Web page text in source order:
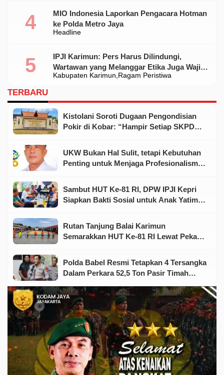
Headline
MIO Indonesia Laporkan Pengacara Hotman
ke Polda Metro Jaya
Kabupaten Karimun Ragam Peristiwa
IPJI Karimun: Pers Harus Dilindungi,
Wartawan yang Melanggar Etika Juga Wajib
Dikoreksi
TERBARU
Kistolani Soroti Dugaan Pengondisian
Pokir di Kobar: “Hampir Setiap SKPD
UKW Bukan Hal Sulit, tetapi Kebutuhan
Penting untuk Menjaga Profesionalisme
Sambut HUT Ke-81 RI, DPW IPJI Kepri
Siapkan Bakti Sosial untuk Anak Yatim
Rutan Tanjung Balai Karimun
Semarakkan HUT Ke-81 RI Lewat Pekan
Polda Babel Resmi Tetapkan 4 Tersangka
Dalam Perkara 52,5 Ton Pasir Timah